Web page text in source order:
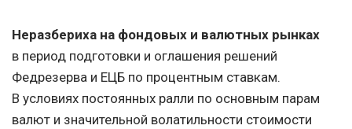
Неразбериха на фондовых и валютных рынках
в период подготовки и оглашения решений
Федрезерва и ЕЦБ по процентным ставкам.
В условиях постоянных ралли по основным парам
валют и значительной волатильности стоимости